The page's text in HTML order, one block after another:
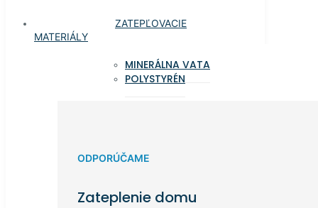
ZATEPĽOVACIE
MATERIÁLY
MINERÁLNA VATA
POLYSTYRÉN
ODPORÚČAME
Zateplenie domu